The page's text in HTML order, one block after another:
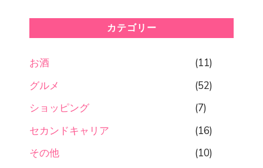
カテゴリー
お酒
(11)
グルメ
(52)
ショッピング
(7)
セカンドキャリア
(16)
その他
(10)